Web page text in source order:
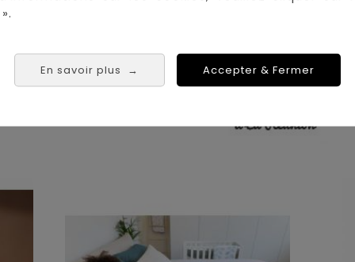
En savoir plus → Accepter & Fermer
Pierre